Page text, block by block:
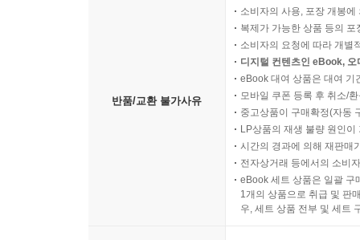
반품/교환 불가사유
소비자의 사용, 포장 개봉
복제가 가능한 상품 등의
소비자의 요청에 따라 개별
디지털 컨텐츠인 eBook,
eBook 대여 상품은 대여 기
모바일 쿠폰 등록 후 취소/
중고상품이 구매확정(자동
LP상품의 재생 불량 원인
시간의 경과에 의해 재판매
전자상거래 등에서의 소비
eBook 세트 상품은 일괄 구
1개의 상품으로 취급 및 판
우, 세트 상품 전부 및 세트